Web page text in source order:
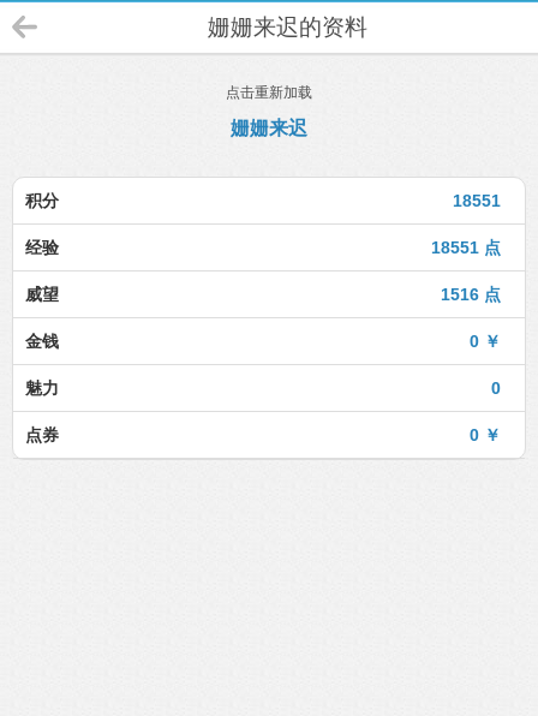
姗姗来迟的资料
点击重新加载
姗姗来迟
18551
积分
18551 点
经验
1516 点
威望
0 ￥
金钱
0
魅力
0 ￥
点券